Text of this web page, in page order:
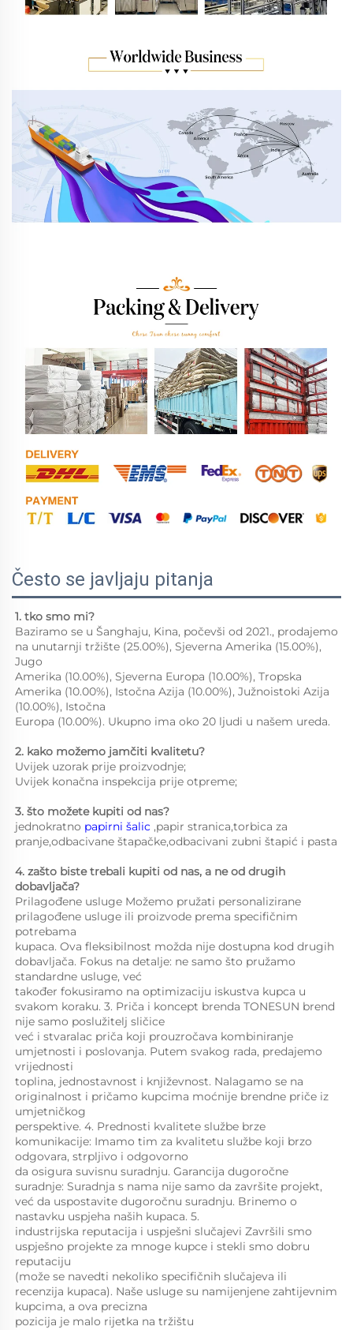
Često se javljaju pitanja
1. tko smo mi?
Baziramo se u Šanghaju, Kina, počevši od 2021., prodajemo
na unutarnji tržište (25.00%), Sjeverna Amerika (15.00%),
Jugo
Amerika (10.00%), Sjeverna Europa (10.00%), Tropska
Amerika (10.00%), Istočna Azija (10.00%), Južnoistoki Azija
(10.00%), Istočna
Europa (10.00%). Ukupno ima oko 20 ljudi u našem ureda.
2. kako možemo jamčiti kvalitetu?
Uvijek uzorak prije proizvodnje;
Uvijek konačna inspekcija prije otpreme;
3. što možete kupiti od nas?
jednokratno papirni šalic ,papir stranica,torbica za
4. zašto biste trebali kupiti od nas, a ne od drugih
dobavljača?
Prilagođene usluge Možemo pružati personalizirane
prilagođene usluge ili proizvode prema specifičnim
potrebama
kupaca. Ova fleksibilnost možda nije dostupna kod drugih
dobavljača. Fokus na detalje: ne samo što pružamo
standardne usluge, već
također fokusiramo na optimizaciju iskustva kupca u
svakom koraku. 3. Priča i koncept brenda TONESUN brend
nije samo poslužitelj sličice
već i stvaralac priča koji prouzročava kombiniranje
umjetnosti i poslovanja. Putem svakog rada, predajemo
vrijednosti
toplina, jednostavnost i književnost. Nalagamo se na
originalnost i pričamo kupcima moćnije brendne priče iz
umjetničkog
perspektive. 4. Prednosti kvalitete službe brze
komunikacije: Imamo tim za kvalitetu službe koji brzo
odgovara, strpljivo i odgovorno
da osigura suvisnu suradnju. Garancija dugoročne
suradnje: Suradnja s nama nije samo da završite projekt,
već da uspostavite dugoročnu suradnju. Brinemo o
nastavku uspjeha naših kupaca. 5.
industrijska reputacija i uspješni slučajevi Završili smo
uspješno projekte za mnoge kupce i stekli smo dobru
reputaciju
(može se navedti nekoliko specifičnih slučajeva ili
recenzija kupaca). Naše usluge su namijenjene zahtijevnim
kupcima, a ova precizna
pozicija je malo rijetka na tržištu